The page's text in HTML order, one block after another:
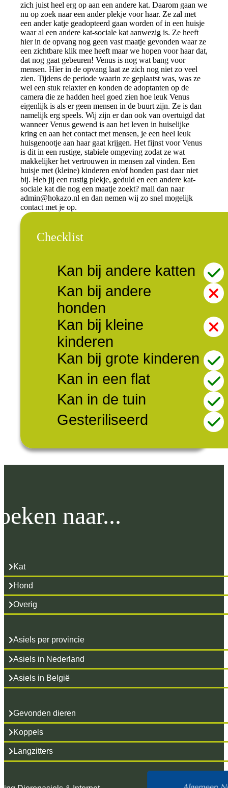
zich juist heel erg op aan een andere kat. Daarom gaan we
nu op zoek naar een ander plekje voor haar. Ze zal met
een ander katje geadopteerd gaan worden of in een huisje
waar al een andere kat-sociale kat aanwezig is. Ze heeft
hier in de opvang nog geen vast maatje gevonden waar ze
een zichtbare klik mee heeft maar we hopen voor haar dat,
dat nog gaat gebeuren! Venus is nog wat bang voor
mensen. Hier in de opvang laat ze zich nog niet zo veel
zien. Tijdens de periode waarin ze geplaatst was, was ze
wel een stuk relaxter en konden de adoptanten op de
camera die ze hadden heel goed zien hoe leuk Venus
eigenlijk is als er geen mensen in de buurt zijn. Ze is dan
namelijk erg speels. Wij zijn er dan ook van overtuigd dat
wanneer Venus gewend is aan het leven in huiselijke
kring en aan het contact met mensen, je een heel leuk
huisgenootje aan haar gaat krijgen. Het fijnst voor Venus
is dit in een rustige, stabiele omgeving zodat ze wat
makkelijker het vertrouwen in mensen zal vinden. Een
huisje met (kleine) kinderen en/of honden past daar niet
bij. Heb jij een rustig plekje, geduld en een andere kat-
sociale kat die nog een maatje zoekt? mail dan naar
admin@hokazo.nl en dan nemen wij zo snel mogelijk
contact met je op.
Checklist
Kan bij andere katten
Kan bij andere
honden
Kan bij kleine
kinderen
Kan bij grote kinderen
Kan in een flat
Kan in de tuin
Gesteriliseerd
naar...
Kat
Hond
Overig
Asiels per provincie
Asiels in Nederland
Asiels in België
Gevonden dieren
Koppels
Langzitters